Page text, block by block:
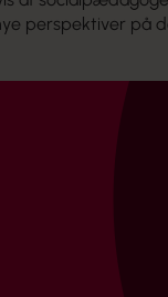
perspektiver på